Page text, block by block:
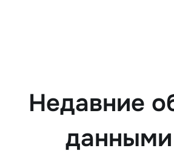
Недавние